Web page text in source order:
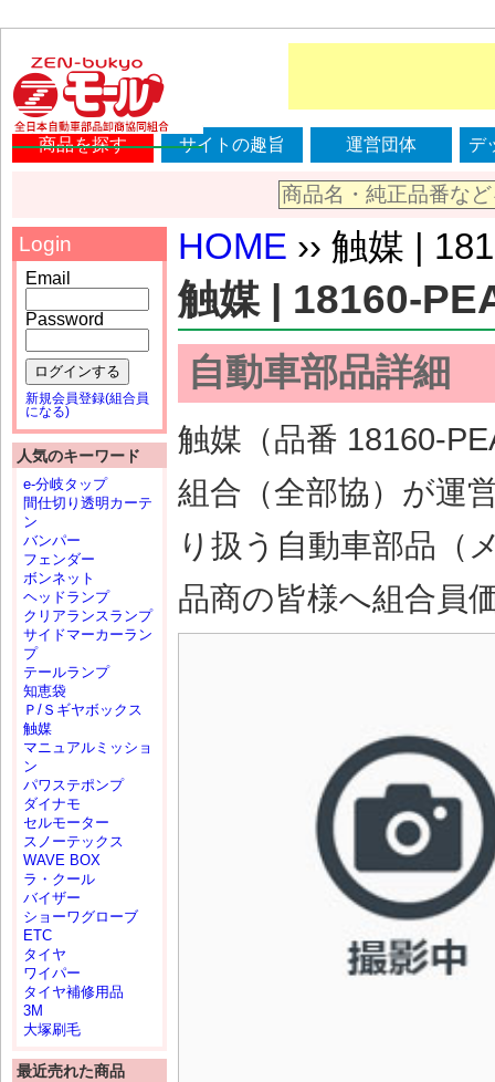
商品を探す サイトの趣旨 運営団体 デ
HOME ›› 触媒 |
触媒 | 18160-
自動車部品詳細
触媒（品番 18160-
組合（全部協）が運
り扱う自動車部品（
品商の皆様へ組合員
Login
Email
Password
ログインする
新規会員登録(組合員
になる)
人気のキーワード
e-分岐タップ
間仕切り透明カーテ
ン
バンパー
フェンダー
ボンネット
ヘッドランプ
クリアランスランプ
サイドマーカーラン
プ
テールランプ
知恵袋
Ｐ/Ｓギヤボックス
触媒
マニュアルミッショ
ン
パワステポンプ
ダイナモ
セルモーター
スノーテックス
WAVE BOX
ラ・クール
バイザー
ショーワグローブ
ETC
タイヤ
ワイパー
タイヤ補修用品
3M
大塚刷毛
最近売れた商品